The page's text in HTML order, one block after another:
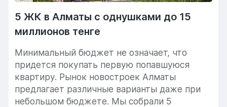
5 ЖК в Алматы с однушками до 15
миллионов тенге
Минимальный бюджет не означает, что
придется покупать первую попавшуюся
квартиру. Рынок новостроек Алматы
предлагает различные варианты даже при
небольшом бюджете. Мы собрали 5